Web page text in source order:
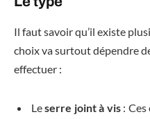
Il faut savoir qu’il existe
choix va surtout dépendre
effectuer :
Leserre joint à vis: Ces